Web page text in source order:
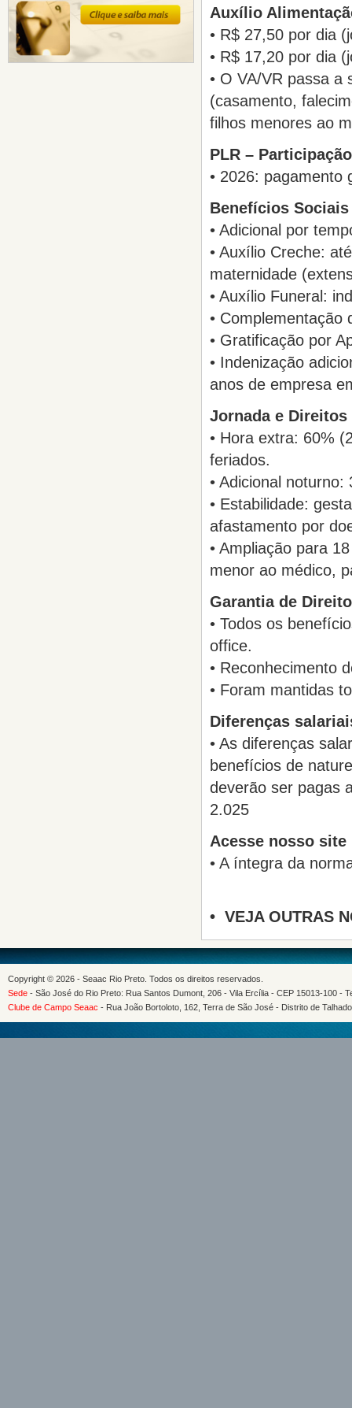
Auxílio
• R$ 27,50 por dia
• R$ 17,20 por dia
• O VA/VR passa a
(casamento,
filhos menores ao
PLR –
• 2026: pagamento
Benefícios Sociais
• Adicional por
• Auxílio Creche:
maternidade
• Auxílio Funeral:
• Complementação
• Gratificação por
• Indenização
anos de empresa
Jornada e Direitos
• Hora extra: 60%
feriados.
• Adicional noturno:
• Estabilidade:
afastamento por
• Ampliação para
menor ao médico,
Garantia de
• Todos os
office.
• Reconhecimento
• Foram mantidas
Diferenças
• As diferenças
benefícios de
deverão ser pagas
2.025
Acesse nosso site
• A íntegra da
• VEJA OUTRAS
Copyright © 2026 - Seaac Rio Preto. Todos os direitos reservados.
Sede - São José do Rio Preto: Rua Santos Dumont, 206 - Vila Ercília - CEP 15013-100 -
Clube de Campo Seaac - Rua João Bortoloto, 162, Terra de São José - Distrito de